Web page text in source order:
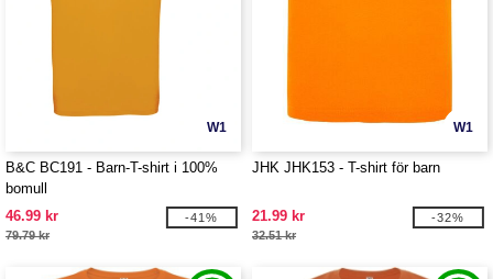
W1
B&C BC191 - Barn-T-shirt i 100%
bomull
46.99 kr
79.79 kr
-41%
W1
JHK JHK153 - T-shirt för barn
21.99 kr
32.51 kr
-32%